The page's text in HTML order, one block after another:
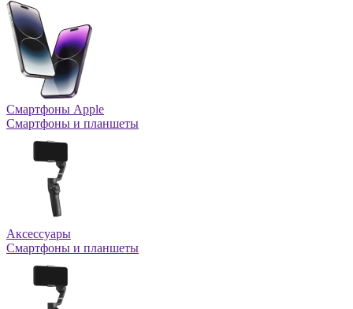
Смартфоны Apple
Смартфоны и планшеты
Аксессуары
Смартфоны и планшеты